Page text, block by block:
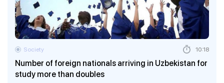
Number of foreign nationals arriving in Uzbekistan for
study more than doubles
Society 10:18